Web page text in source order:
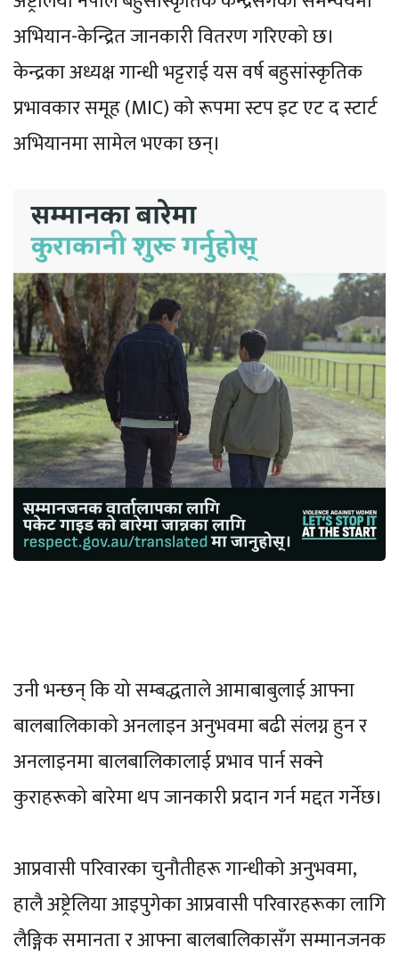
अभियान-केन्द्रित जानकारी वितरण गरिएको छ।
केन्द्रका अध्यक्ष गान्धी भट्टराई यस वर्ष बहुसांस्कृतिक
प्रभावकार समूह (MIC) को रूपमा स्टप इट एट द स्टार्ट
अभियानमा सामेल भएका छन्।
उनी भन्छन् कि यो सम्बद्धताले आमाबाबुलाई आफ्ना
बालबालिकाको अनलाइन अनुभवमा बढी संलग्न हुन र
अनलाइनमा बालबालिकालाई प्रभाव पार्न सक्ने
कुराहरूको बारेमा थप जानकारी प्रदान गर्न मद्दत गर्नेछ।
आप्रवासी परिवारका चुनौतीहरू गान्धीको अनुभवमा,
हालै अष्ट्रेलिया आइपुगेका आप्रवासी परिवारहरूका लागि
लैङ्गिक समानता र आफ्ना बालबालिकासँग सम्मानजनक